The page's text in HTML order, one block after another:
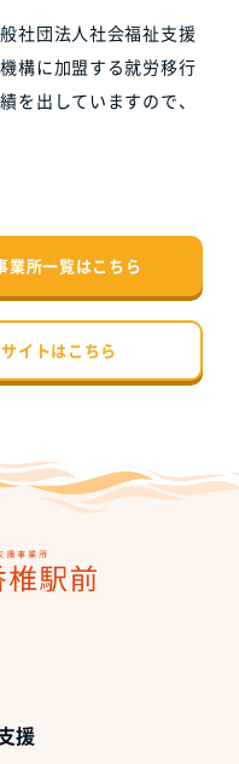
社団法人社会福祉支援
構に加盟する就労移行
を出していますので、
業所一覧はこちら
イトはこちら
援